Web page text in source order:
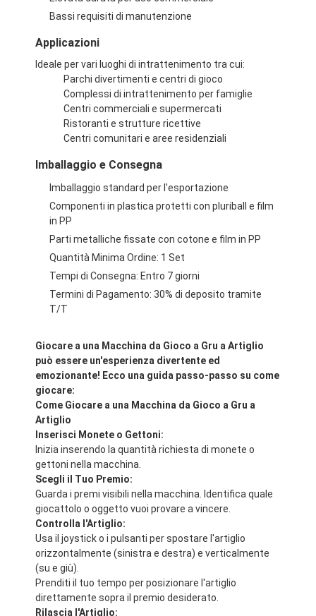
Macchina da pugilato
macchina di videogioco arcade
Parco di divertimenti auto paraurti
Tabella di hockey aereo arcade
Giro a gettoni del Kiddie
Giro del Kiddie del carosello
corsa della macchina della galleria
Macchina per lo scambio di token
Bassi requisiti di manutenzione
Applicazioni
Ideale per vari luoghi di intrattenimento tra cui:
Parchi divertimenti e centri di gioco
Complessi di intrattenimento per famiglie
Centri commerciali e supermercati
Ristoranti e strutture ricettive
Centri comunitari e aree residenziali
Imballaggio e Consegna
Imballaggio standard per l'esportazione
Componenti in plastica protetti con pluriball e film
in PP
Parti metalliche fissate con cotone e film in PP
Quantità Minima Ordine: 1 Set
Tempi di Consegna: Entro 7 giorni
Termini di Pagamento: 30% di deposito tramite
T/T
Giocare a una Macchina da Gioco a Gru a Artiglio
può essere un'esperienza divertente ed
emozionante! Ecco una guida passo-passo su come
giocare:
Come Giocare a una Macchina da Gioco a Gru a
Artiglio
Inserisci Monete o Gettoni:
Inizia inserendo la quantità richiesta di monete o
gettoni nella macchina.
Scegli il Tuo Premio:
Guarda i premi visibili nella macchina. Identifica quale
giocattolo o oggetto vuoi provare a vincere.
Controlla l'Artiglio:
Usa il joystick o i pulsanti per spostare l'artiglio
orizzontalmente (sinistra e destra) e verticalmente
(su e giù).
Prenditi il tuo tempo per posizionare l'artiglio
direttamente sopra il premio desiderato.
Rilascia l'Artiglio: